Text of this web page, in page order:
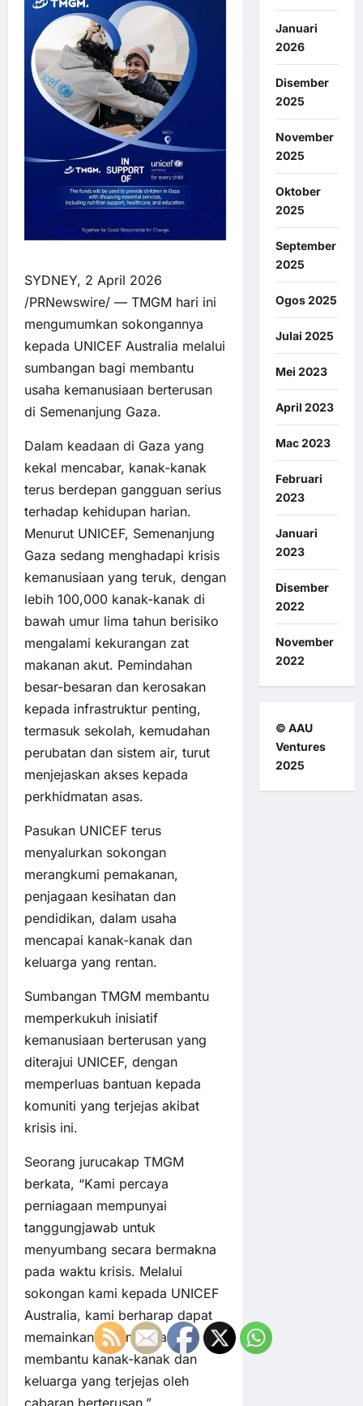
SYDNEY, 2 April 2026
/PRNewswire/ — TMGM hari ini
mengumumkan sokongannya
kepada UNICEF Australia melalui
sumbangan bagi membantu
usaha kemanusiaan berterusan
di Semenanjung Gaza.
Dalam keadaan di Gaza yang
kekal mencabar, kanak-kanak
terus berdepan gangguan serius
terhadap kehidupan harian.
Menurut UNICEF, Semenanjung
Gaza sedang menghadapi krisis
kemanusiaan yang teruk, dengan
lebih 100,000 kanak-kanak di
bawah umur lima tahun berisiko
mengalami kekurangan zat
makanan akut. Pemindahan
besar-besaran dan kerosakan
kepada infrastruktur penting,
termasuk sekolah, kemudahan
perubatan dan sistem air, turut
menjejaskan akses kepada
perkhidmatan asas.
Pasukan UNICEF terus
menyalurkan sokongan
merangkumi pemakanan,
penjagaan kesihatan dan
pendidikan, dalam usaha
mencapai kanak-kanak dan
keluarga yang rentan.
Sumbangan TMGM membantu
memperkukuh inisiatif
kemanusiaan berterusan yang
diterajui UNICEF, dengan
memperluas bantuan kepada
komuniti yang terjejas akibat
krisis ini.
Seorang jurucakap TMGM
berkata, “Kami percaya
perniagaan mempunyai
tanggungjawab untuk
menyumbang secara bermakna
pada waktu krisis. Melalui
sokongan kami kepada UNICEF
Australia, kami berharap dapat
memainkan peranan dalam
membantu kanak-kanak dan
keluarga yang terjejas oleh
cabaran berterusan.”
Januari
2026
Disember
2025
November
2025
Oktober
2025
September
2025
Ogos 2025
Julai 2025
Mei 2023
April 2023
Mac 2023
Februari
2023
Januari
2023
Disember
2022
November
2022
© AAU
Ventures
2025